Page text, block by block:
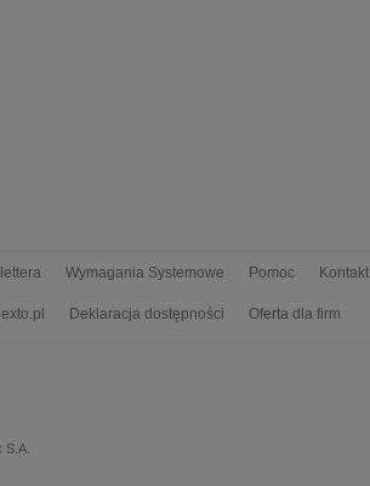
Wymagania Systemowe Pomoc Kontakt
Deklaracja dostępności Oferta dla firm
S.A.